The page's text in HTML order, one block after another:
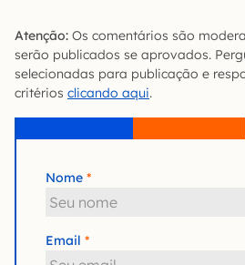
Atenção: Os comentários são
serão publicados se aprovados.
selecionadas para publicação e
critérios clicando aqui.
Nome
Email